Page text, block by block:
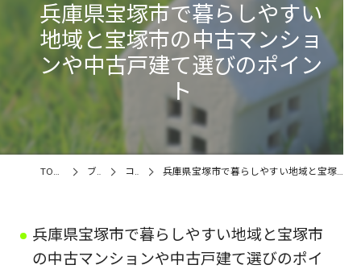
兵庫県宝塚市で暮らしやすい
地域と宝塚市の中古マンショ
ンや中古戸建て選びのポイン
ト
TOPページ ブログ コラム 兵庫県宝塚市で暮らしやすい地域と宝塚市の中古マンションや中古戸建て選びのポイント
兵庫県宝塚市で暮らしやすい地域と宝塚市
の中古マンションや中古戸建て選びのポイ